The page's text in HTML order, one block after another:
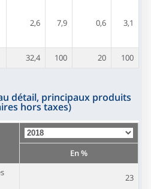
2,6 7,9 0,6 3,1
32,4 100 20 100
détail, principaux produits
hors taxes)
En %
23